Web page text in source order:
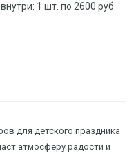
1 шт. по 2600 руб.
для детского праздника
атмосферу радости и